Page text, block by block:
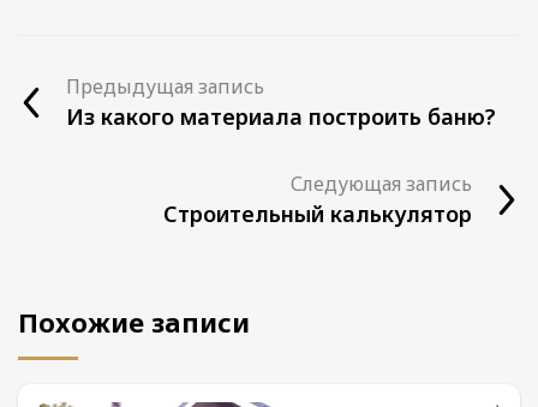
Предыдущая запись
Из какого материала построить баню?
Следующая запись
Строительный калькулятор
Похожие записи